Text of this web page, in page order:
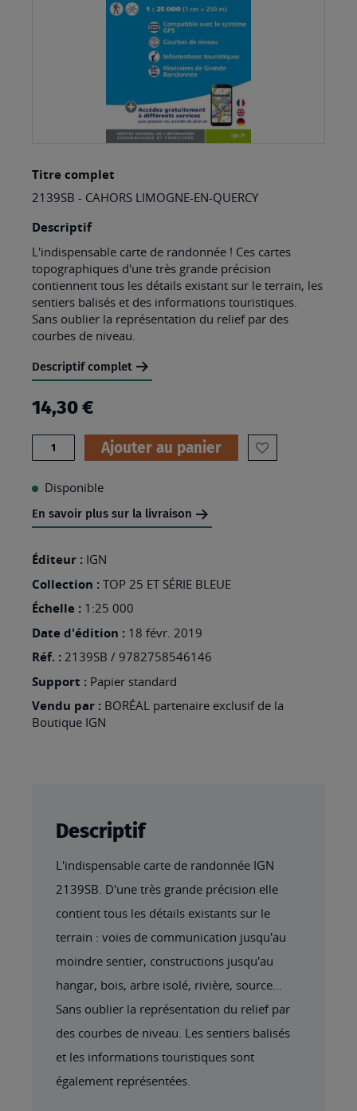
to
the
beginning
of
the
images
gallery
Titre complet
2139SB - CAHORS LIMOGNE-EN-QUERCY
Descriptif
L'indispensable carte de randonnée ! Ces cartes
topographiques d'une très grande précision
contiennent tous les détails existant sur le terrain, les
sentiers balisés et des informations touristiques.
Sans oublier la représentation du relief par des
courbes de niveau.
Descriptif complet
14,30 €
Quantité Ajouter au panier
AJOUTER
Disponible
En savoir plus sur la livraison
Éditeur : IGN
Collection : TOP 25 ET SÉRIE BLEUE
Échelle : 1:25 000
Date d'édition : 18 févr. 2019
Réf. : 2139SB / 9782758546146
Support : Papier standard
Vendu par : BORÉAL partenaire exclusif de la
Boutique IGN
Descriptif
L'indispensable carte de randonnée IGN
2139SB. D'une très grande précision elle
contient tous les détails existants sur le
terrain : voies de communication jusqu'au
moindre sentier, constructions jusqu'au
hangar, bois, arbre isolé, rivière, source...
Sans oublier la représentation du relief par
des courbes de niveau. Les sentiers balisés
et les informations touristiques sont
également représentées.